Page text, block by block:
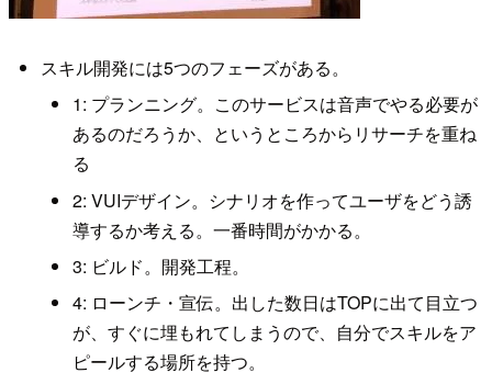
スキル開発には5つのフェーズがある。
1: プランニング。このサービスは音声でやる必要が
あるのだろうか、というところからリサーチを重ね
る
2: VUIデザイン。シナリオを作ってユーザをどう誘
導するか考える。一番時間がかかる。
3: ビルド。開発工程。
4: ローンチ・宣伝。出した数日はTOPに出て目立つ
が、すぐに埋もれてしまうので、自分でスキルをア
ピールする場所を持つ。